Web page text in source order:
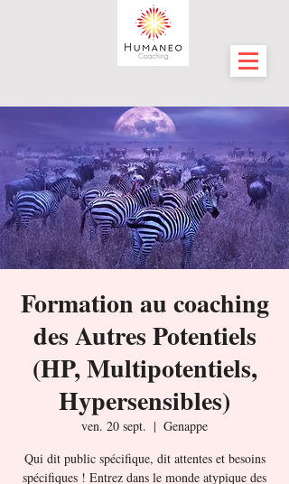
Formation au coaching
des Autres Potentiels
(HP, Multipotentiels,
Hypersensibles)
ven. 20 sept.
  |
Genappe
Qui dit public spécifique, dit attentes et besoins
spécifiques ! Entrez dans le monde atypique des